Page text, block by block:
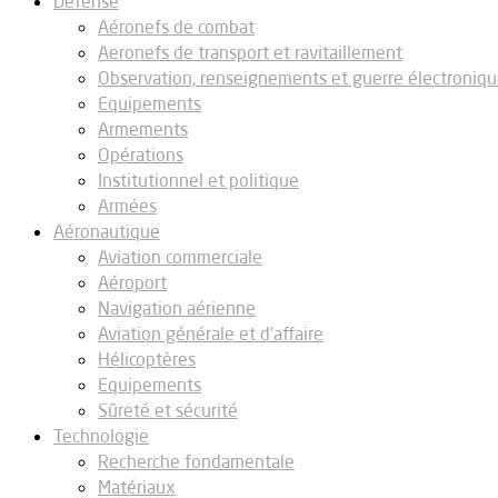
Aéronefs de combat
Aeronefs de transport et ravitaillement
Observation, renseignements et guerre
Equipements
Armements
Opérations
Institutionnel et politique
Armées
Aéronautique
Aviation commerciale
Aéroport
Navigation aérienne
Aviation générale et d’affaire
Hélicoptères
Equipements
Sûreté et sécurité
Technologie
Recherche fondamentale
Matériaux